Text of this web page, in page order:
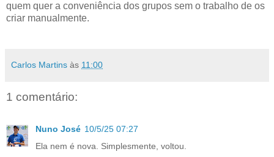
quem quer a conveniência dos grupos sem o trabalho de os
criar manualmente.
Carlos Martins às 11:00
1 comentário:
Nuno José 10/5/25 07:27
Ela nem é nova. Simplesmente, voltou.